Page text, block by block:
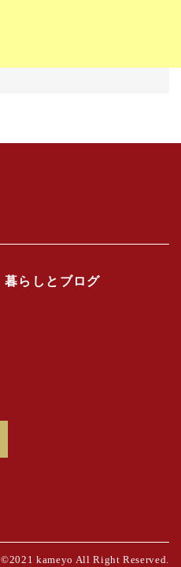
暮らしとブログ
©2021 kameyo All Right Reserved.